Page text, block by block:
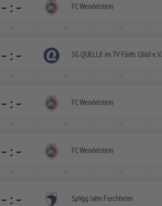
- : - FC Wendelstein
- - -
- : - SG QUELLE im TV Fürth 1860 e.V.
- - -
- : - FC Wendelstein
- - -
- : - FC Wendelstein
- - -
- : - SpVgg Jahn Forchheim